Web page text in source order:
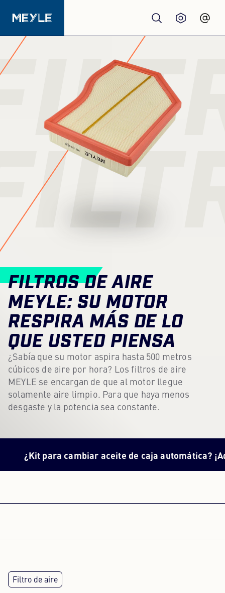
Productos
Talleres
Distribuidores
Quiénes somos
Centro de contenidos
Carrera profesional
Boletín
Idioma: Español
FILTROS DE AIRE
MEYLE: SU MOTOR
RESPIRA MÁS DE LO
QUE USTED PIENSA
¿Sabía que su motor aspira hasta 500 metros
cúbicos de aire por hora? Los filtros de aire
MEYLE se encargan de que al motor llegue
solamente aire limpio. Para que haya menos
desgaste y la potencia sea constante.
para cambiar aceite de caja automática? ¡Aquí